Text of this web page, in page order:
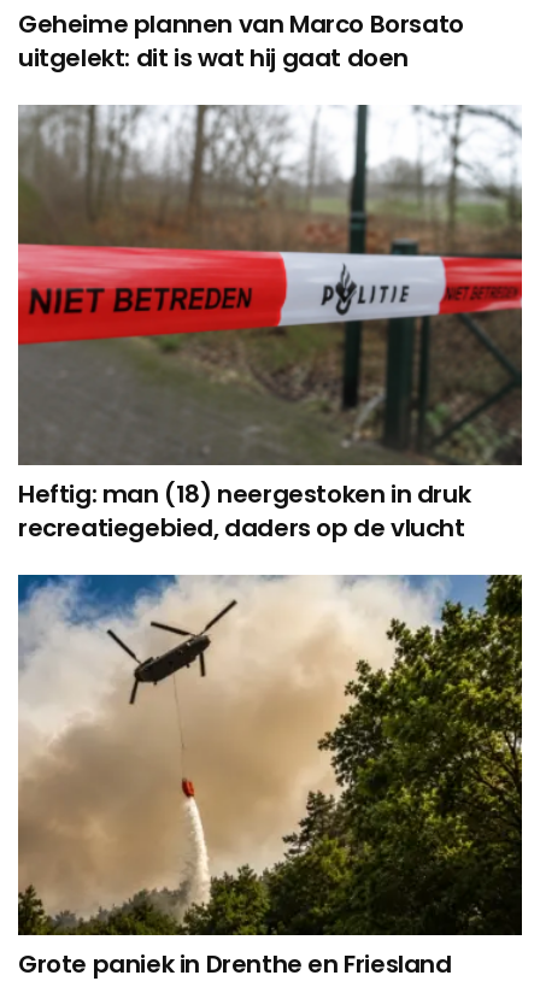
Geheime plannen van Marco Borsato
uitgelekt: dit is wat hij gaat doen
Heftig: man (18) neergestoken in druk
recreatiegebied, daders op de vlucht
Grote paniek in Drenthe en Friesland